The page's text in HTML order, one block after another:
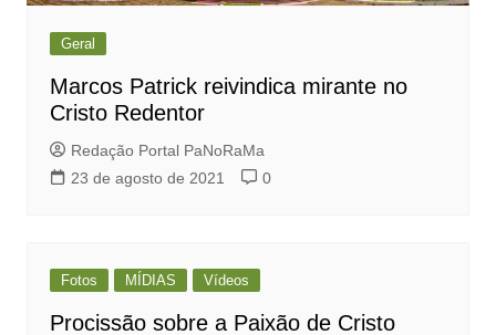
Geral
Marcos Patrick reivindica mirante no
Cristo Redentor
Redação Portal PaNoRaMa
23 de agosto de 2021
0
Fotos MÍDIAS Vídeos
Procissão sobre a Paixão de Cristo